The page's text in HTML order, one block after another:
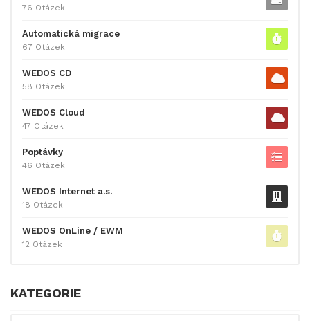
76 Otázek
Automatická migrace
67 Otázek
WEDOS CD
58 Otázek
WEDOS Cloud
47 Otázek
Poptávky
46 Otázek
WEDOS Internet a.s.
18 Otázek
WEDOS OnLine / EWM
12 Otázek
KATEGORIE